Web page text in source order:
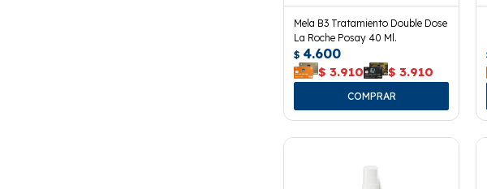
Mela B3 Tratamiento Double Dose
La Roche Posay 40 Ml.
$ 4.600
$ 3.910 $ 3.910